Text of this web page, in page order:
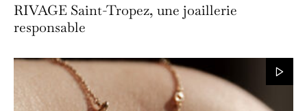
RIVAGE Saint-Tropez, une joaillerie
responsable